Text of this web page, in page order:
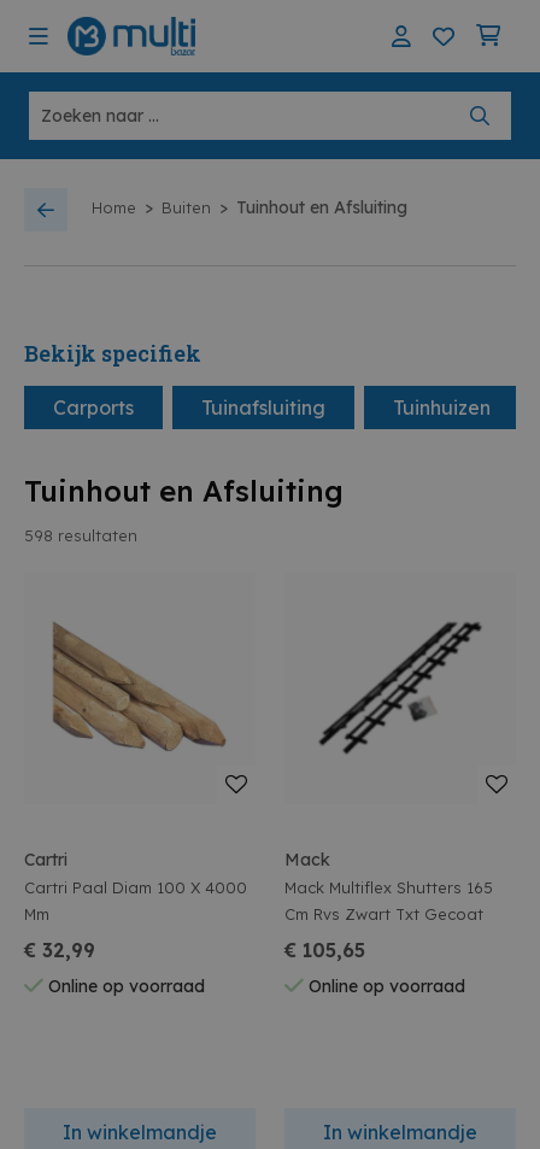
Home > Buiten > Tuinhout en Afsluiting
Bekijk specifiek
Carports Tuinafsluiting Tuinhuizen
Tuinhout en Afsluiting
598 resultaten
Cartri
Cartri Paal Diam 100 X 4000
Mm
€ 32,99
Online op voorraad
In winkelmandje
Mack
Mack Multiflex Shutters 165
Cm Rvs Zwart Txt Gecoat
€ 105,65
Online op voorraad
In winkelmandje